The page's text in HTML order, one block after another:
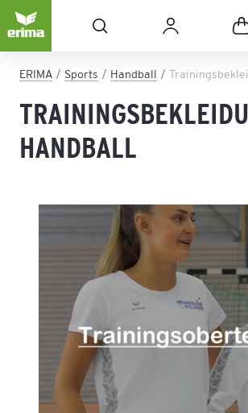
ERIMA Sports Handball
HANDBALL